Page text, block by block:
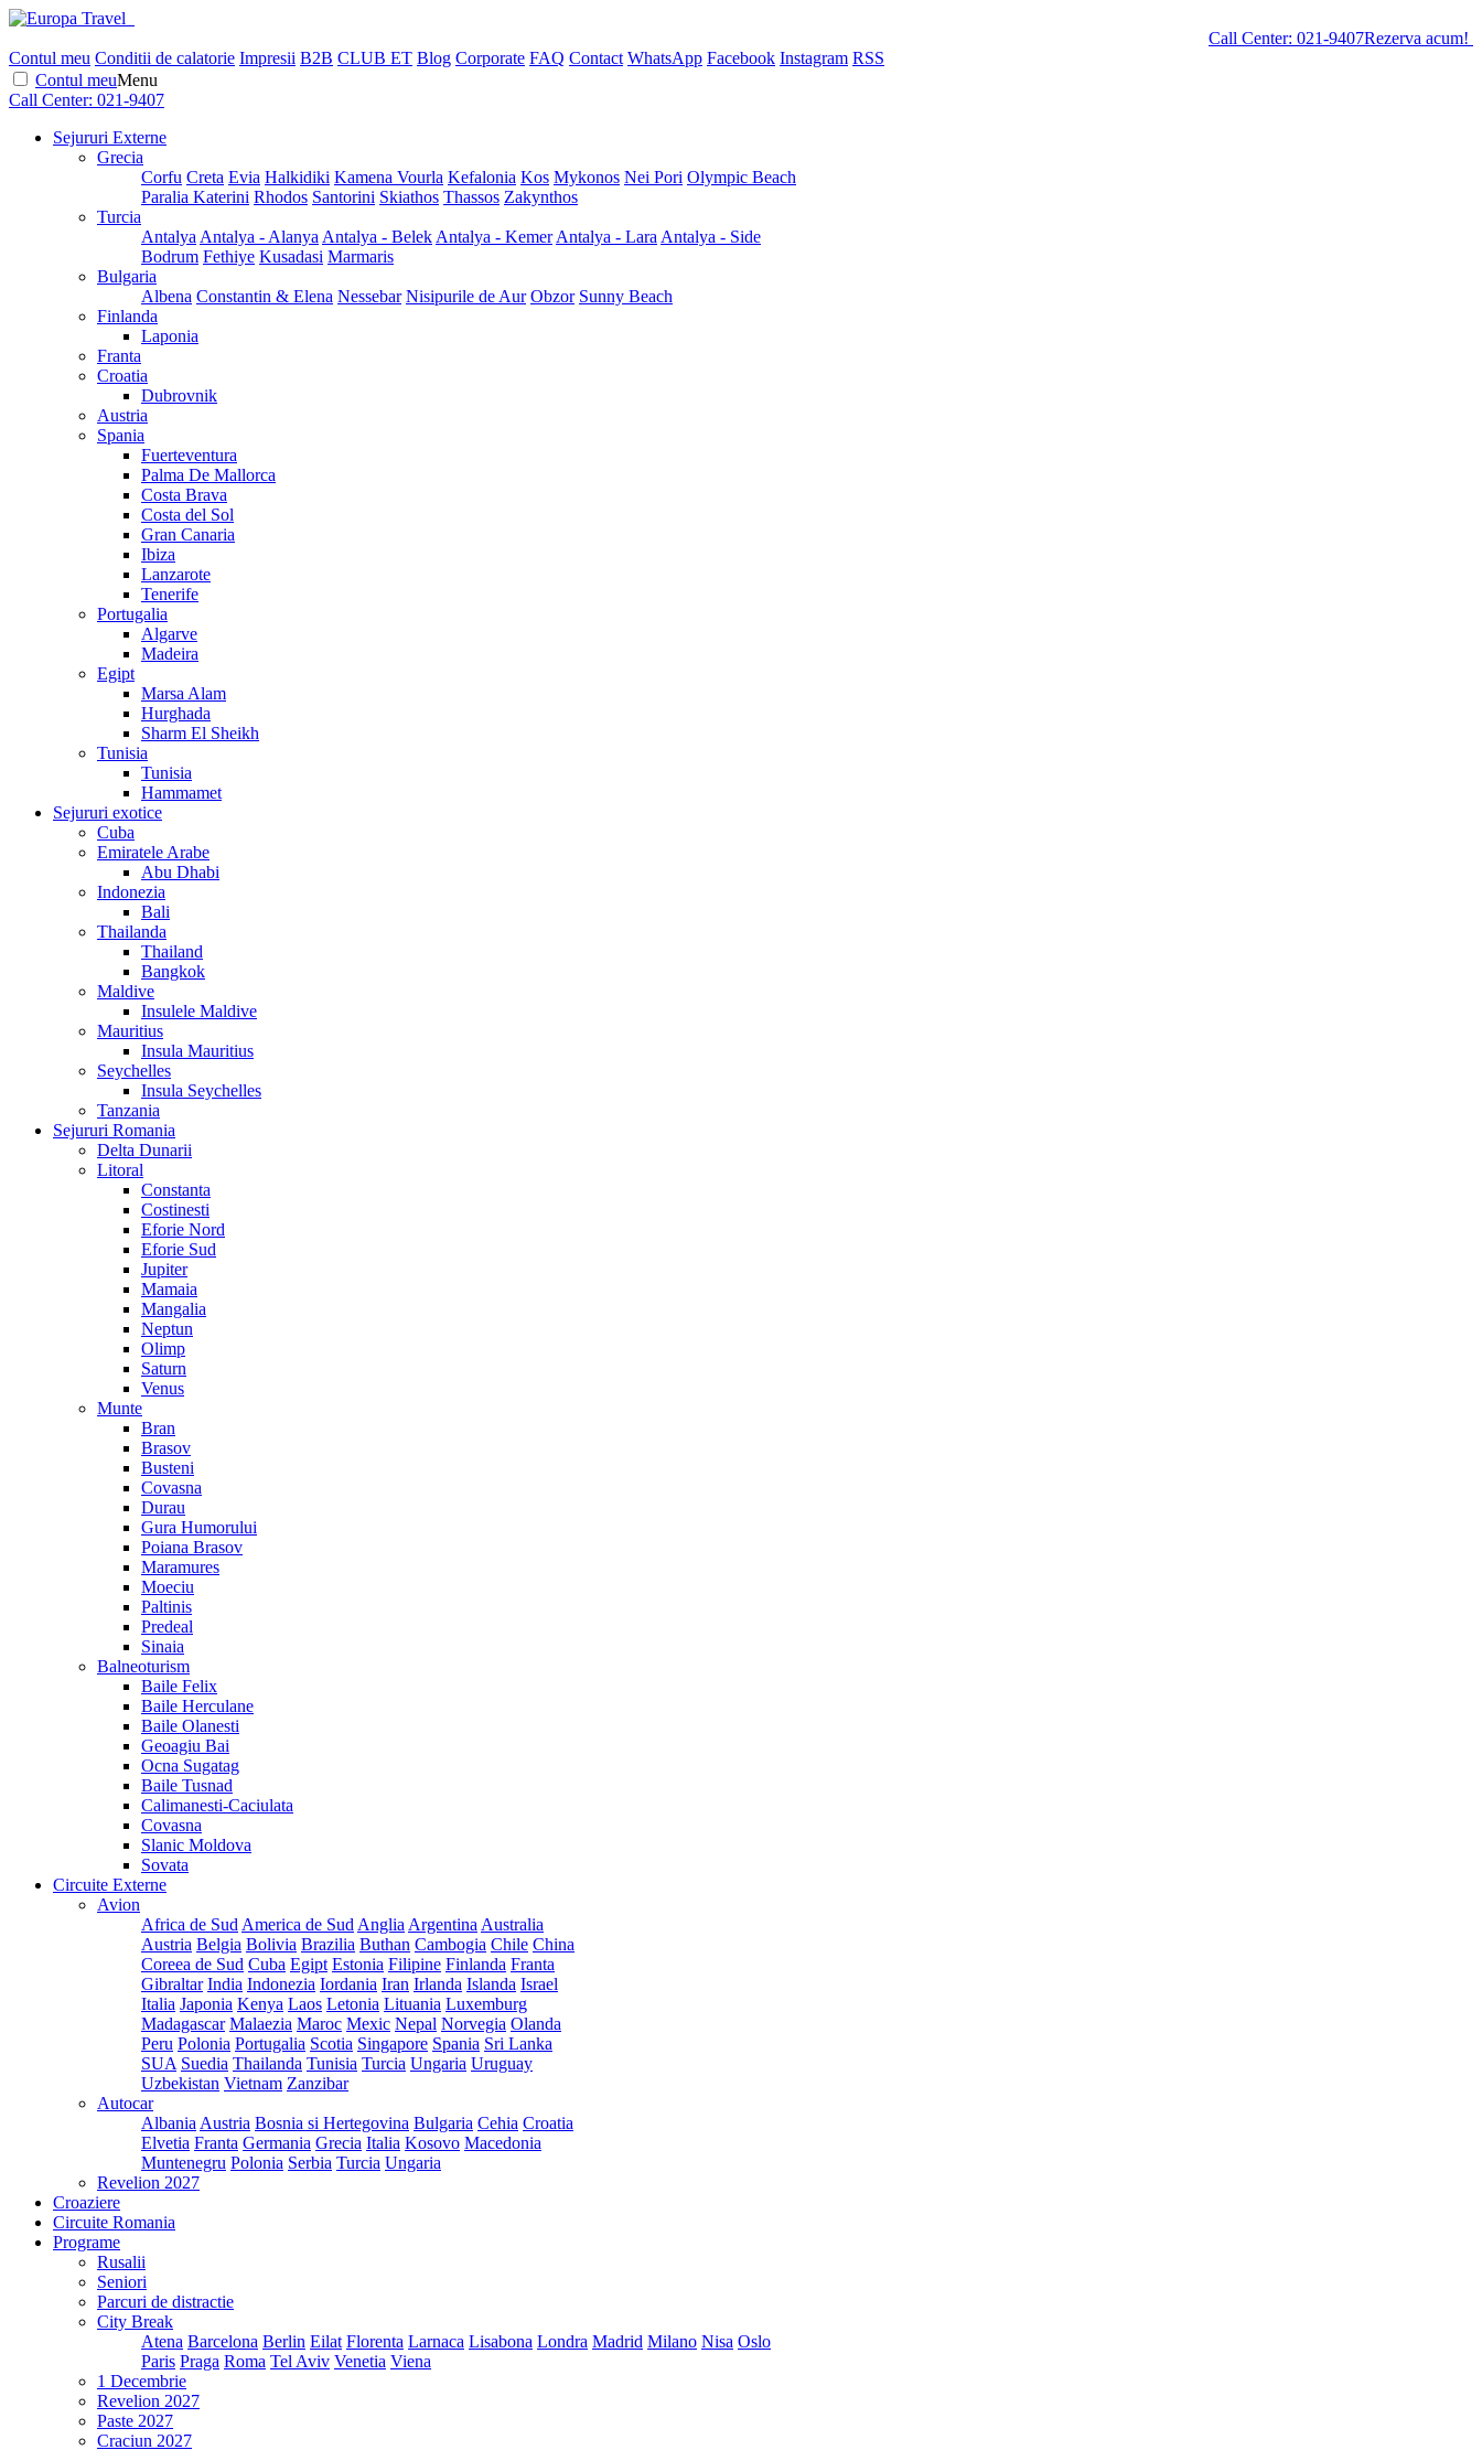
Call Center: 021-9407Rezerva acum!
Contul meu Conditii de calatorie Impresii B2B CLUB ET Blog Corporate FAQ Contact WhatsApp Facebook Instagram RSS
Contul meuMenu
Call Center: 021-9407
Sejururi Externe
Grecia
Corfu Creta Evia Halkidiki Kamena Vourla Kefalonia Kos Mykonos Nei Pori Olympic Beach
Paralia Katerini Rhodos Santorini Skiathos Thassos Zakynthos
Turcia
Antalya Antalya - Alanya Antalya - Belek Antalya - Kemer Antalya - Lara Antalya - Side
Bodrum Fethiye Kusadasi Marmaris
Bulgaria
Albena Constantin & Elena Nessebar Nisipurile de Aur Obzor Sunny Beach
Finlanda
Laponia
Franta
Croatia
Dubrovnik
Austria
Spania
Fuerteventura
Palma De Mallorca
Costa Brava
Costa del Sol
Gran Canaria
Ibiza
Lanzarote
Tenerife
Portugalia
Algarve
Madeira
Egipt
Marsa Alam
Hurghada
Sharm El Sheikh
Tunisia
Tunisia
Hammamet
Sejururi exotice
Cuba
Emiratele Arabe
Abu Dhabi
Indonezia
Bali
Thailanda
Thailand
Bangkok
Maldive
Insulele Maldive
Mauritius
Insula Mauritius
Seychelles
Insula Seychelles
Tanzania
Sejururi Romania
Delta Dunarii
Litoral
Constanta
Costinesti
Eforie Nord
Eforie Sud
Jupiter
Mamaia
Mangalia
Neptun
Olimp
Saturn
Venus
Munte
Bran
Brasov
Busteni
Covasna
Durau
Gura Humorului
Poiana Brasov
Maramures
Moeciu
Paltinis
Predeal
Sinaia
Balneoturism
Baile Felix
Baile Herculane
Baile Olanesti
Geoagiu Bai
Ocna Sugatag
Baile Tusnad
Calimanesti-Caciulata
Covasna
Slanic Moldova
Sovata
Circuite Externe
Avion
Africa de Sud America de Sud Anglia Argentina Australia
Austria Belgia Bolivia Brazilia Buthan Cambogia Chile China
Coreea de Sud Cuba Egipt Estonia Filipine Finlanda Franta
Gibraltar India Indonezia Iordania Iran Irlanda Islanda Israel
Italia Japonia Kenya Laos Letonia Lituania Luxemburg
Madagascar Malaezia Maroc Mexic Nepal Norvegia Olanda
Peru Polonia Portugalia Scotia Singapore Spania Sri Lanka
SUA Suedia Thailanda Tunisia Turcia Ungaria Uruguay
Uzbekistan Vietnam Zanzibar
Autocar
Albania Austria Bosnia si Hertegovina Bulgaria Cehia Croatia
Elvetia Franta Germania Grecia Italia Kosovo Macedonia
Muntenegru Polonia Serbia Turcia Ungaria
Revelion 2027
Croaziere
Circuite Romania
Programe
Rusalii
Seniori
Parcuri de distractie
City Break
Atena Barcelona Berlin Eilat Florenta Larnaca Lisabona Londra Madrid Milano Nisa Oslo
Paris Praga Roma Tel Aviv Venetia Viena
1 Decembrie
Revelion 2027
Paste 2027
Craciun 2027